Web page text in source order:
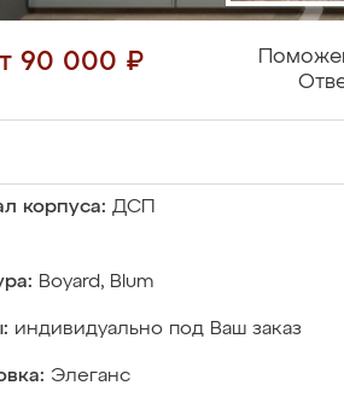
90 000 ₽
корпуса: ДСП
Boyard, Blum
индивидуально под Ваш заказ
Элеганс